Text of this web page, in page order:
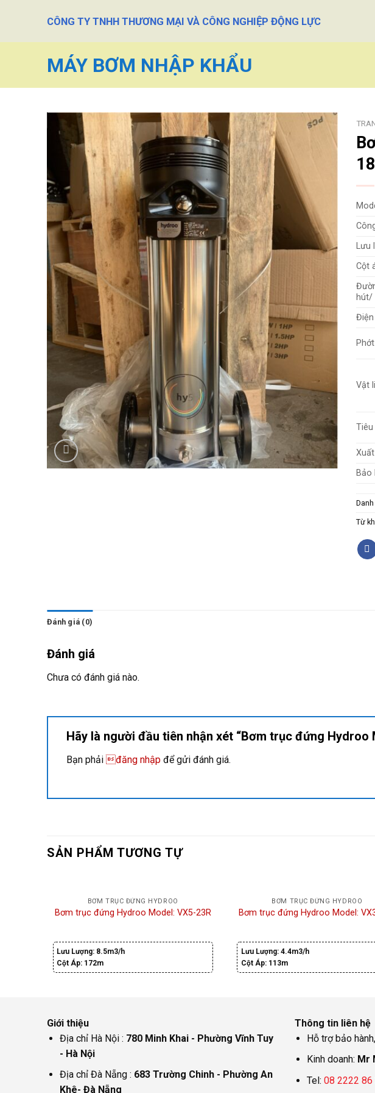
CÔNG TY TNHH THƯƠNG MẠI VÀ CÔNG NGHIỆP ĐỘNG LỰC
MÁY BƠM NHẬP KHẨU
Lưu
Cột
hút/
Điện
Vật
Bảo
Từ
Đánh giá (0)
Đánh giá
Chưa có đánh giá nào.
Hãy là người đầu tiên nhận xét “Bơm trục đứng Hydroo
Bạn phải đăng nhập để gửi đánh giá.
SẢN PHẨM TƯƠNG TỰ
BƠM TRỤC ĐỨNG HYDROO
Bơm trục đứng Hydroo Model: VX5-23R
Lưu Lượng: 8.5m3/h
Cột Áp: 172m
BƠM TRỤC ĐỨNG HYDROO
Bơm trục đứng Hydroo Model:
Lưu Lượng: 4.4m3/h
Cột Áp: 113m
Giới thiệu
Địa chỉ Hà Nội : 780 Minh Khai - Phường Vĩnh Tuy
- Hà Nội
Địa chỉ Đà Nẵng : 683 Trường Chinh - Phường An
Khê- Đà Nẵng
Thông tin liên hệ
Hỗ trợ bảo
Kinh doanh: Mr
Tel:08 2222 86